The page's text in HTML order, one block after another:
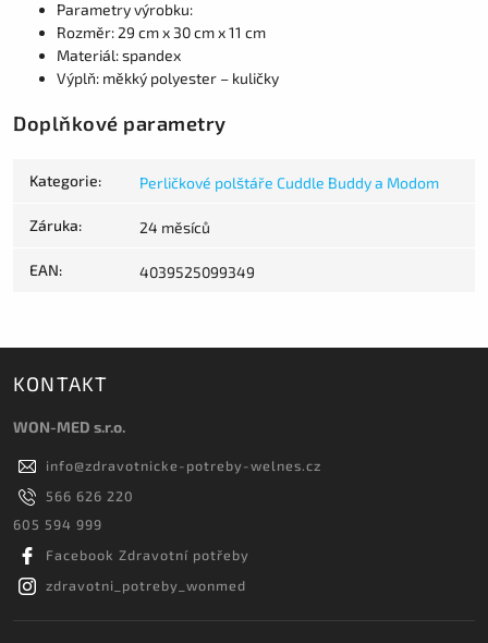
Parametry výrobku:
Rozměr: 29 cm x 30 cm x 11 cm
Materiál: spandex
Výplň: měkký polyester – kuličky
Doplňkové parametry
Kategorie: Perličkové polštáře Cuddle Buddy a Modom
Záruka: 24 měsíců
EAN: 4039525099349
KONTAKT
WON-MED s.r.o.
info@zdravotnicke-potreby-welnes.cz
566 626 220
605 594 999
Facebook Zdravotní potřeby
zdravotni_potreby_wonmed